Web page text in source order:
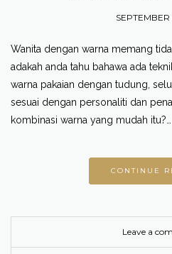
Wanita dengan warna memang
adakah anda tahu bahawa ada
warna pakaian dengan tudung,
sesuai dengan personaliti dan
kombinasi warna yang mudah itu?…
CONTINUE
Leave a